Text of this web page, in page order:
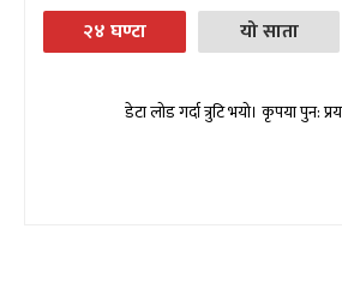
२४ घण्टा यो साता
डेटा लोड गर्दा त्रुटि भयो। कृपया पुन: